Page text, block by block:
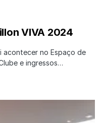
VIVA 2024
acontecer no Espaço de
e ingressos…